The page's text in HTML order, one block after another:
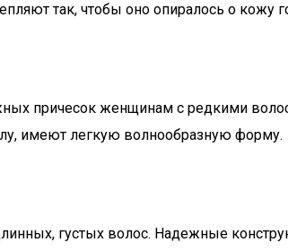
так, чтобы оно опиралось о кожу
причесок женщинам с редкими
имеют легкую волнообразную форму.
густых волос. Надежные